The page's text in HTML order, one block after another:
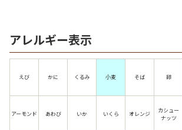
アレルギー表示
えび かに くるみ 小麦 そば 卵
アーモンド あわび いか いくら オレンジ
カシュー
ナッツ